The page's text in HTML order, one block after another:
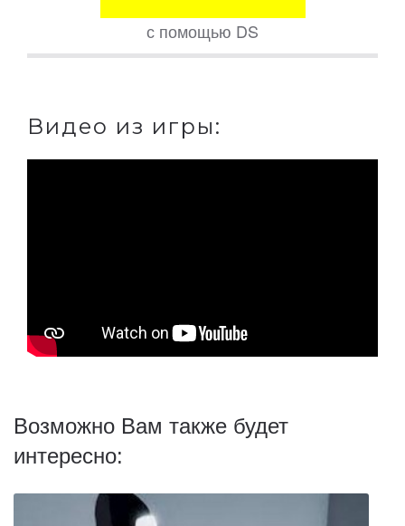
с помощью DS
Видео из игры:
Возможно Вам также будет
интересно: